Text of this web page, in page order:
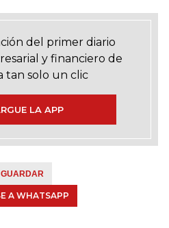
del primer diario
y financiero de
tan solo un clic
LA APP
GUARDAR
A WHATSAPP